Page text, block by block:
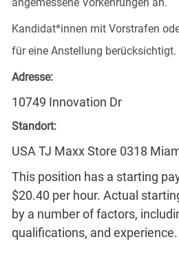
Kandidat*innen mit Vorstrafen
für eine Anstellung berücksichtigt.
Adresse:
10749 Innovation Dr
Standort:
USA TJ Maxx Store 0318
This position has a starting
$20.40 per hour. Actual
by a number of factors,
qualifications, and experience.